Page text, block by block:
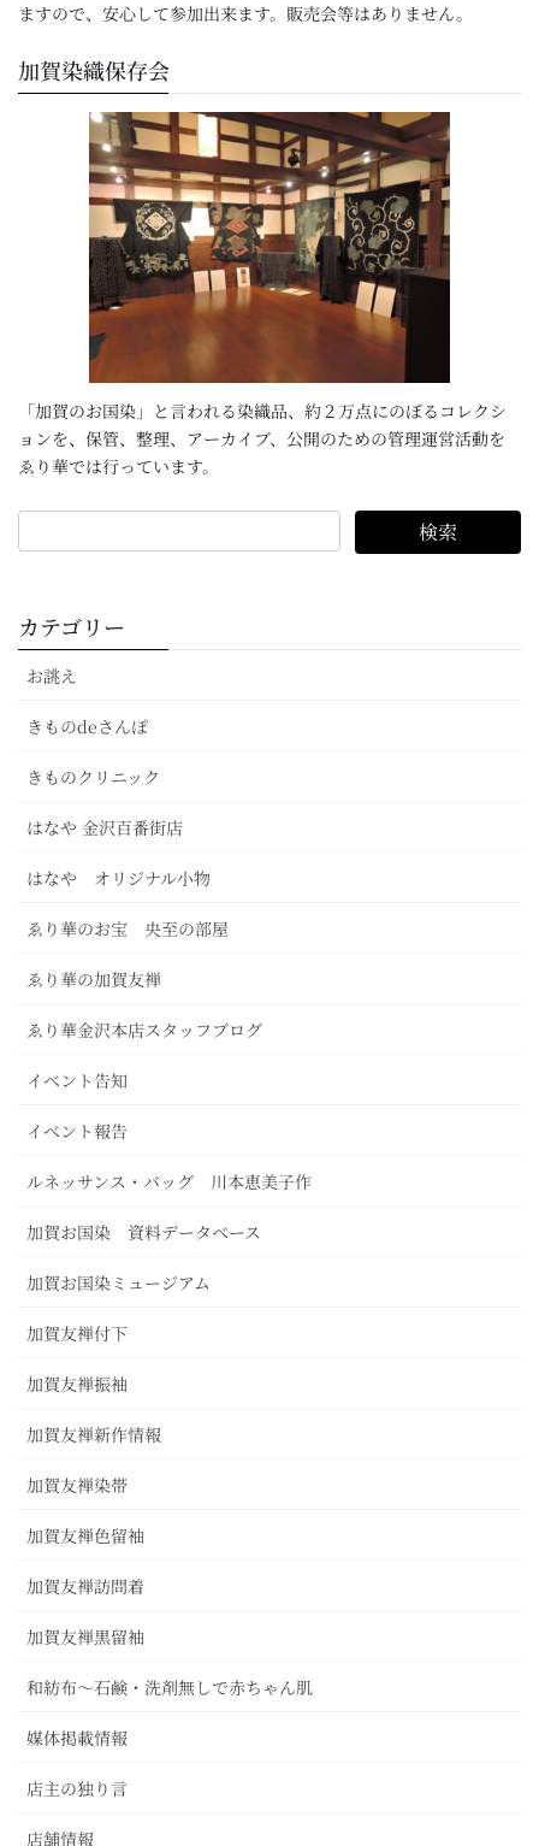
ますので、安心して参加出来ます。販売会等はありません。
加賀染織保存会
「加賀のお国染」と言われる染織品、約２万点にのぼるコレクシ
ョンを、保管、整理、アーカイブ、公開のための管理運営活動を
ゑり華では行っています。
カテゴリー
お誂え
きものdeさんぽ
きものクリニック
はなや 金沢百番街店
はなや オリジナル小物
ゑり華のお宝 央至の部屋
ゑり華の加賀友禅
ゑり華金沢本店スタッフブログ
イベント告知
イベント報告
ルネッサンス・バッグ 川本恵美子作
加賀お国染 資料データベース
加賀お国染ミュージアム
加賀友禅付下
加賀友禅振袖
加賀友禅新作情報
加賀友禅染帯
加賀友禅色留袖
加賀友禅訪問着
加賀友禅黒留袖
和紡布～石鹸・洗剤無しで赤ちゃん肌
媒体掲載情報
店主の独り言
店舗情報